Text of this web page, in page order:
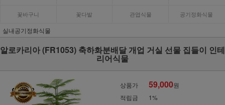
꽃바구니 꽃다발 관엽식물 공기정화식물
실내공기정화식물
알로카리아 (FR1053) 축하화분배달 개업 거실 선물 집들이 인테
리어식물
상품가 59,000원
적립금
1%